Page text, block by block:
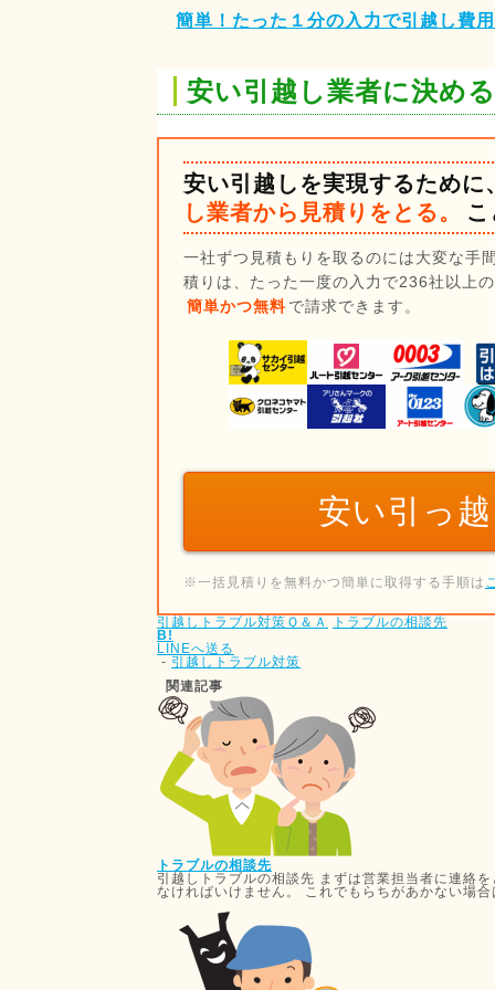
簡単！たった１分の入力で引越し費
安い引越し業者に決め
安い引越しを実現するために
し業者から見積りをとる。
一社ずつ見積もりを取るのには大変な手
積りは、たった一度の入力で236社以上
簡単かつ無料 で請求できます。
安い引っ
※一括見積りを無料かつ簡単に取得する手順は
引越しトラブル対策Ｑ＆Ａ
トラブルの相談先
B!
LINEへ送る
- 引越しトラブル対策
関連記事
トラブルの相談先
引越しトラブルの相談先 まずは営業担当者に連絡
なければいけません。 これでもらちがあかない場